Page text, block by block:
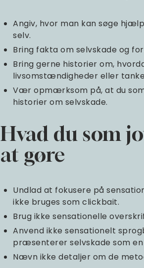
Angiv, hvor man kan søge
selv.
Bring fakta om selvskade og
Bring gerne historier om,
livsomstændigheder eller
Vær opmærksom på, at du
historier om selvskade.
Hvad du som
at gøre
Undlad at fokusere på
ikke bruges som clickbait.
Brug ikke sensationelle
Anvend ikke sensationelt
præsenterer selvskade som
Nævn ikke detaljer om de